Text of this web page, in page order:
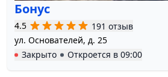
Бонус
4.5
191 отзыв
ул. Основателей, д. 25
Закрыто
Откроется в 09:00